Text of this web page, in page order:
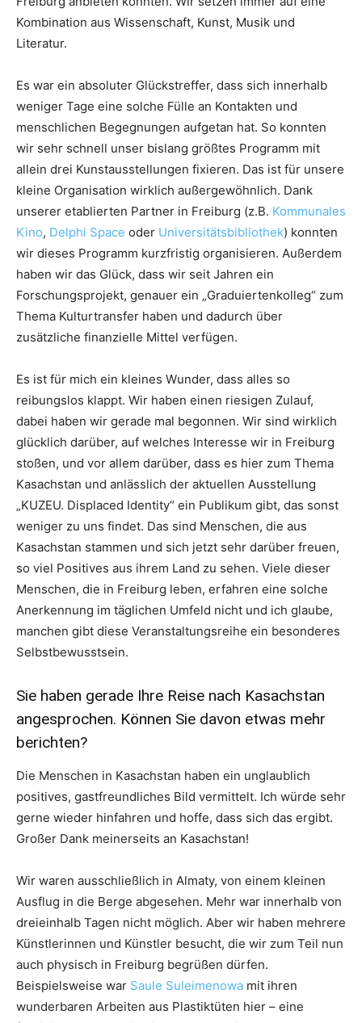
Kombination aus Wissenschaft, Kunst, Musik und
Literatur.
Es war ein absoluter Glückstreffer, dass sich innerhalb
weniger Tage eine solche Fülle an Kontakten und
menschlichen Begegnungen aufgetan hat. So konnten
wir sehr schnell unser bislang größtes Programm mit
allein drei Kunstausstellungen fixieren. Das ist für unsere
kleine Organisation wirklich außergewöhnlich. Dank
unserer etablierten Partner in Freiburg (z.B. Kommunales
Kino, Delphi Space oder Universitätsbibliothek) konnten
wir dieses Programm kurzfristig organisieren. Außerdem
haben wir das Glück, dass wir seit Jahren ein
Forschungsprojekt, genauer ein „Graduiertenkolleg“ zum
Thema Kulturtransfer haben und dadurch über
zusätzliche finanzielle Mittel verfügen.
Es ist für mich ein kleines Wunder, dass alles so
reibungslos klappt. Wir haben einen riesigen Zulauf,
dabei haben wir gerade mal begonnen. Wir sind wirklich
glücklich darüber, auf welches Interesse wir in Freiburg
stoßen, und vor allem darüber, dass es hier zum Thema
Kasachstan und anlässlich der aktuellen Ausstellung
„KUZEU. Displaced Identity“ ein Publikum gibt, das sonst
weniger zu uns findet. Das sind Menschen, die aus
Kasachstan stammen und sich jetzt sehr darüber freuen,
so viel Positives aus ihrem Land zu sehen. Viele dieser
Menschen, die in Freiburg leben, erfahren eine solche
Anerkennung im täglichen Umfeld nicht und ich glaube,
manchen gibt diese Veranstaltungsreihe ein besonderes
Selbstbewusstsein.
Sie haben gerade Ihre Reise nach Kasachstan
angesprochen. Können Sie davon etwas mehr
berichten?
Die Menschen in Kasachstan haben ein unglaublich
positives, gastfreundliches Bild vermittelt. Ich würde sehr
gerne wieder hinfahren und hoffe, dass sich das ergibt.
Großer Dank meinerseits an Kasachstan!
Wir waren ausschließlich in Almaty, von einem kleinen
Ausflug in die Berge abgesehen. Mehr war innerhalb von
dreieinhalb Tagen nicht möglich. Aber wir haben mehrere
Künstlerinnen und Künstler besucht, die wir zum Teil nun
auch physisch in Freiburg begrüßen dürfen.
Beispielsweise war Saule Suleimenowa mit ihren
wunderbaren Arbeiten aus Plastiktüten hier – eine